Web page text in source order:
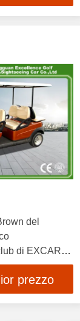
del
di EXCAR
2
prezzo